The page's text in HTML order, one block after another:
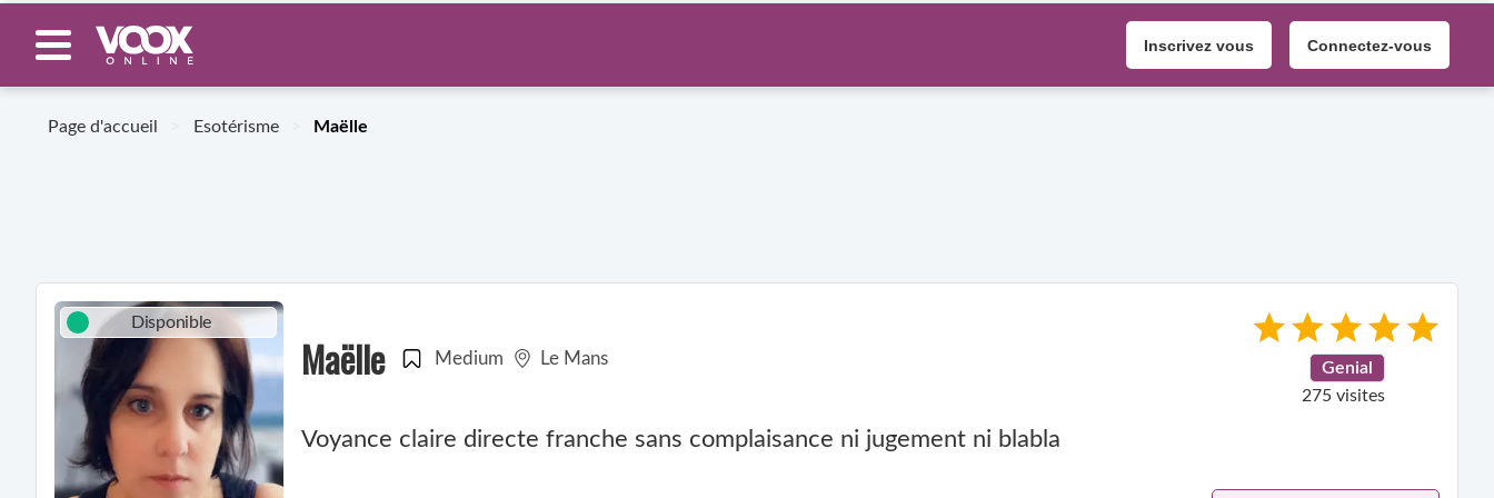
Inscrivez vous Connectez-vous
Page d'accueil Esotérisme Maëlle
Disponible
Maëlle Medium Le Mans
Genial
275 visites
Voyance claire directe franche sans complaisance ni jugement ni blabla